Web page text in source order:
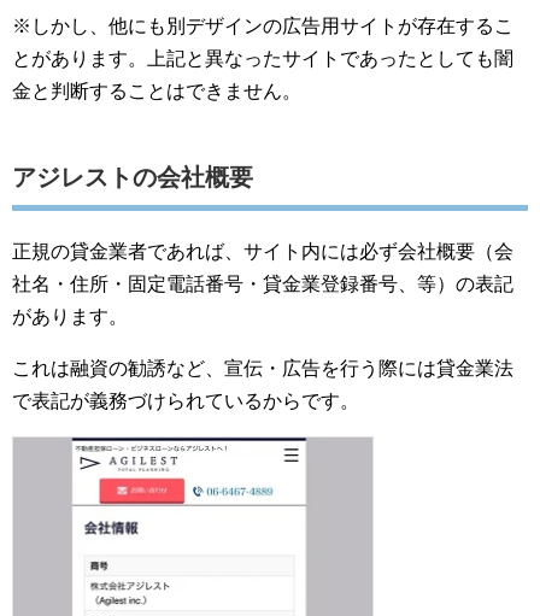
※しかし、他にも別デザインの広告用サイトが存在するこ
とがあります。上記と異なったサイトであったとしても闇
金と判断することはできません。
アジレストの会社概要
正規の貸金業者であれば、サイト内には必ず会社概要（会
社名・住所・固定電話番号・貸金業登録番号、等）の表記
があります。
これは融資の勧誘など、宣伝・広告を行う際には貸金業法
で表記が義務づけられているからです。